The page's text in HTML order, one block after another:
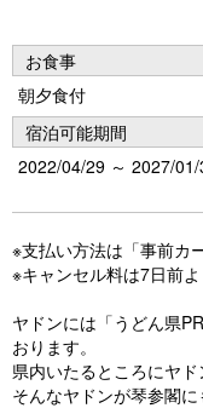
u
s
お食事
朝夕食付
宿泊可能期間
2022/04/29 ～ 2027/01/
※支払い方法は「事前カ
※キャンセル料は7日前
ヤドンには「うどん県
おります。
県内いたるところにヤ
そんなヤドンが琴参閣に